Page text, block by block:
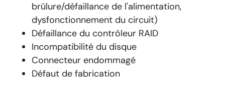
brûlure/défaillance de l'alimentation,
dysfonctionnement du circuit)
Défaillance du contrôleur RAID
Incompatibilité du disque
Connecteur endommagé
Défaut de fabrication